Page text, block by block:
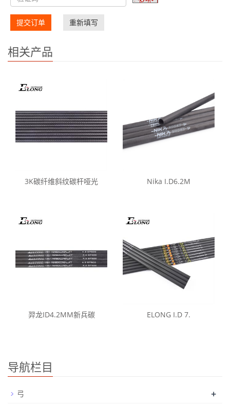
提交订单 重新填写
相关产品
3K碳纤维斜纹碳杆哑光 Nika I.D6.2M
羿龙ID4.2MM新兵碳 ELONG I.D 7.
导航栏目
弓 +